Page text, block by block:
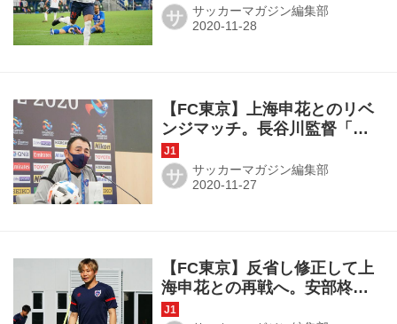
サ サッカーマガジン編集部
【FC東京】上海申花とのリベ
ンジマッチ。長谷川監督「疑
わしいプレーはしない」
サ サッカーマガジン編集部
【FC東京】反省し修正して上
海申花との再戦へ。安部柊斗
「複数得点で勝ちたい」